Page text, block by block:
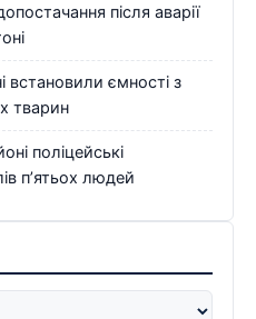
після аварії
встановили ємності з
тварин
поліцейські
п’ятьох людей